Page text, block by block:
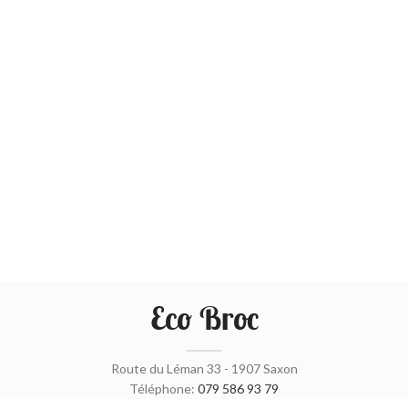
Eco Broc
Route du Léman 33 - 1907 Saxon
Téléphone: 079 586 93 79